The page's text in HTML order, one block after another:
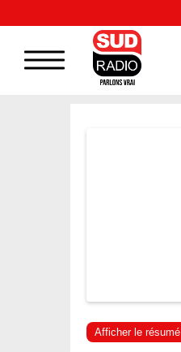
Afficher le résumé